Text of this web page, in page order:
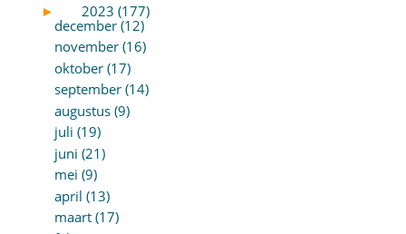
►
2023 (177)
december (12)
november (16)
oktober (17)
september (14)
augustus (9)
juli (19)
juni (21)
mei (9)
april (13)
maart (17)